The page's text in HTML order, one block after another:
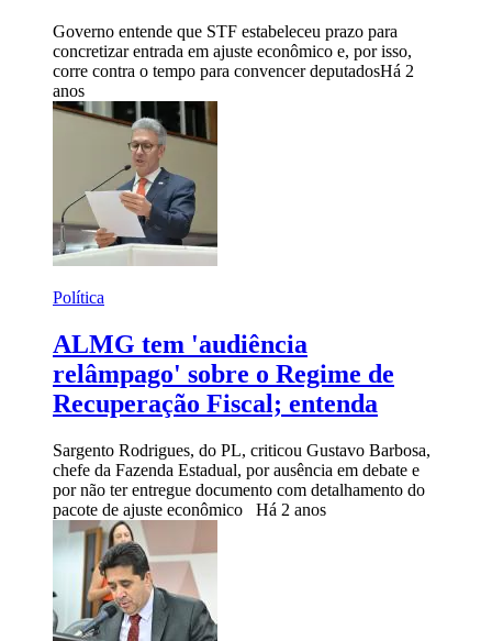
Governo entende que STF estabeleceu prazo para
concretizar entrada em ajuste econômico e, por isso,
corre contra o tempo para convencer deputadosHá 2
anos
Política
ALMG tem 'audiência
relâmpago' sobre o Regime de
Recuperação Fiscal; entenda
Sargento Rodrigues, do PL, criticou Gustavo Barbosa,
chefe da Fazenda Estadual, por ausência em debate e
por não ter entregue documento com detalhamento do
pacote de ajuste econômico Há 2 anos